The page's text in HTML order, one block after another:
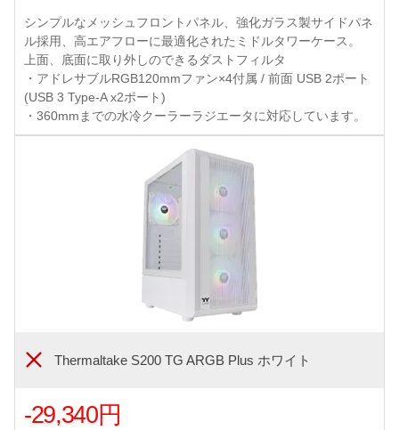
シンプルなメッシュフロントパネル、強化ガラス製サイドパネ
ル採用、高エアフローに最適化されたミドルタワーケース。
上面、底面に取り外しのできるダストフィルタ
・アドレサブルRGB120mmファン×4付属 / 前面 USB 2ポート
(USB 3 Type-A x2ポート)
・360mmまでの水冷クーラーラジエータに対応しています。
Thermaltake S200 TG ARGB Plus ホワイト
-29,340円